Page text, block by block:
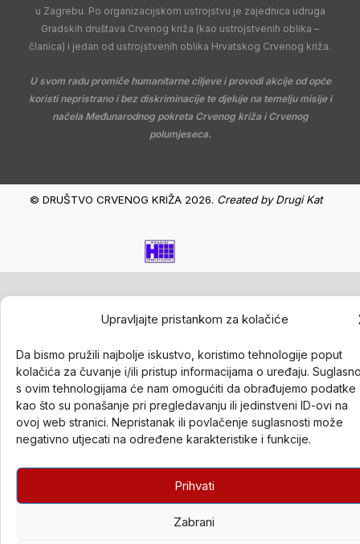
Upravljajte pristankom za kolačiće
Da bismo pružili najbolje iskustvo, koristimo tehnologije poput
kolačića za čuvanje i/ili pristup informacijama o uređaju.
s ovim tehnologijama će nam omogućiti da obrađujemo podatke
kao što su ponašanje pri pregledavanju ili jedinstveni ID-ovi na
ovoj web stranici. Nepristanak ili povlačenje suglasnosti može
negativno utjecati na određene karakteristike i funkcije.
Prihvati
Zabrani
u Zagrebu. Po organizacijskom ustrojstvu je zajednica udruga
Gradskih društava Crvenog križa (kao ustrojstvenih oblika –
članica) i jedan od ustrojstvenih oblika Hrvatskog Crvenog križa.
U svom radu promiče humanitarne ciljeve i provodi akcije od opće
koristi nepristrano i bez diskriminacije te djeluje na temelju misije i
načela Međunarodnog pokreta Crvenog križa i Crvenog
polumjeseca.
© DRUŠTVO CRVENOG KRIŽA 2026. Created byDrugi Kat